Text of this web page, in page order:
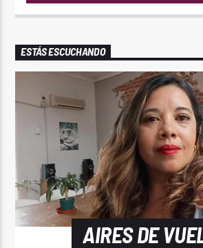
ESTÁS ESCUCHANDO
AIRES DE